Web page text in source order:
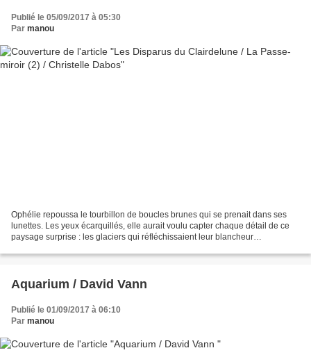
Publié le 05/09/2017 à 05:30
Par manou
Ophélie repoussa le tourbillon de boucles brunes qui se prenait dans ses
lunettes. Les yeux écarquillés, elle aurait voulu capter chaque détail de ce
paysage surprise : les glaciers qui réfléchissaient leur blancheur
Aquarium / David Vann
Publié le 01/09/2017 à 06:10
Par manou